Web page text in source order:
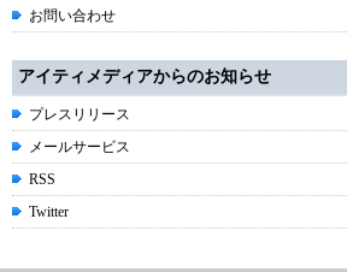
お問い合わせ
アイティメディアからのお知らせ
プレスリリース
メールサービス
RSS
Twitter